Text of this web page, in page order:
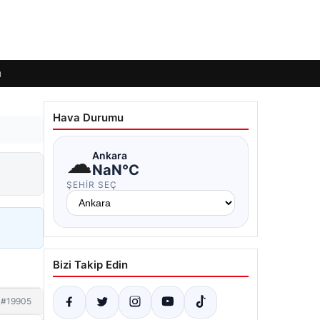
#19905
Hava Durumu
☁Ankara
NaN°C
ŞEHIR SEÇ
Bizi Takip Edin